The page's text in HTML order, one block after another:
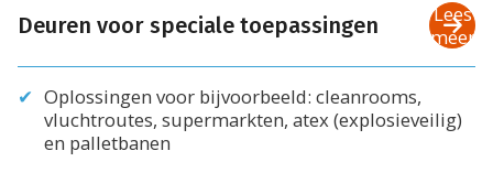
Deuren voor speciale toepassingen
Oplossingen voor bijvoorbeeld: cleanrooms,
vluchtroutes, supermarkten, atex (explosieveilig)
en palletbanen
Lees
meer